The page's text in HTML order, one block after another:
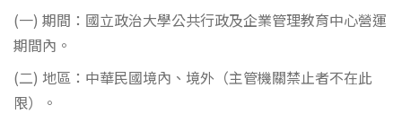
(一) 期間：國立政治大學公共行政及企業管理教育中心營運
期間內。
(二) 地區：中華民國境內、境外（主管機關禁止者不在此
限）。